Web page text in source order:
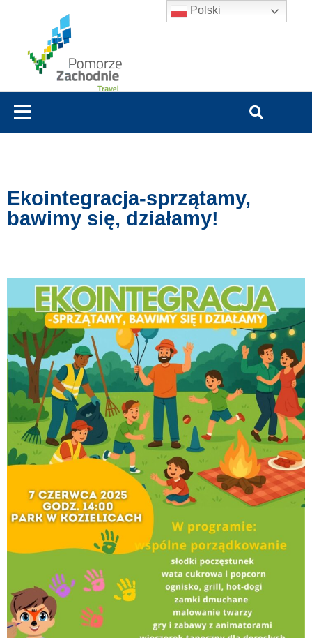
Ekointegracja-sprzątamy,
bawimy się, działamy!
Polski